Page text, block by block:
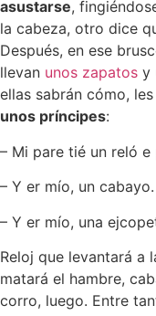
asustarse,
la cabeza, otro dice
Después, en ese
llevan unos zapatos y
ellas sabrán cómo,
unos príncipes:
– Mi pare tié un reló e
– Y er mío, un cabayo.
– Y er mío, una
Reloj que levantará a
matará el hambre,
corro, luego. Entre